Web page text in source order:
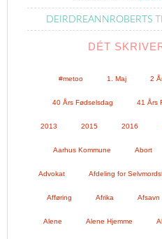
DEIRDREANNROBERTS
DÉT
#metoo 1. Maj 2
40 Års Fødselsdag 41 Års
2013 2015 2016
Aarhus Kommune Abort
Advokat Afdeling for
Afføring Afrika Afsavn
Alene Alene Hjemme